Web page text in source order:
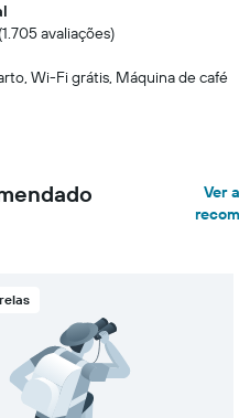
avaliações)
Wi-Fi grátis, Máquina de café
Ver